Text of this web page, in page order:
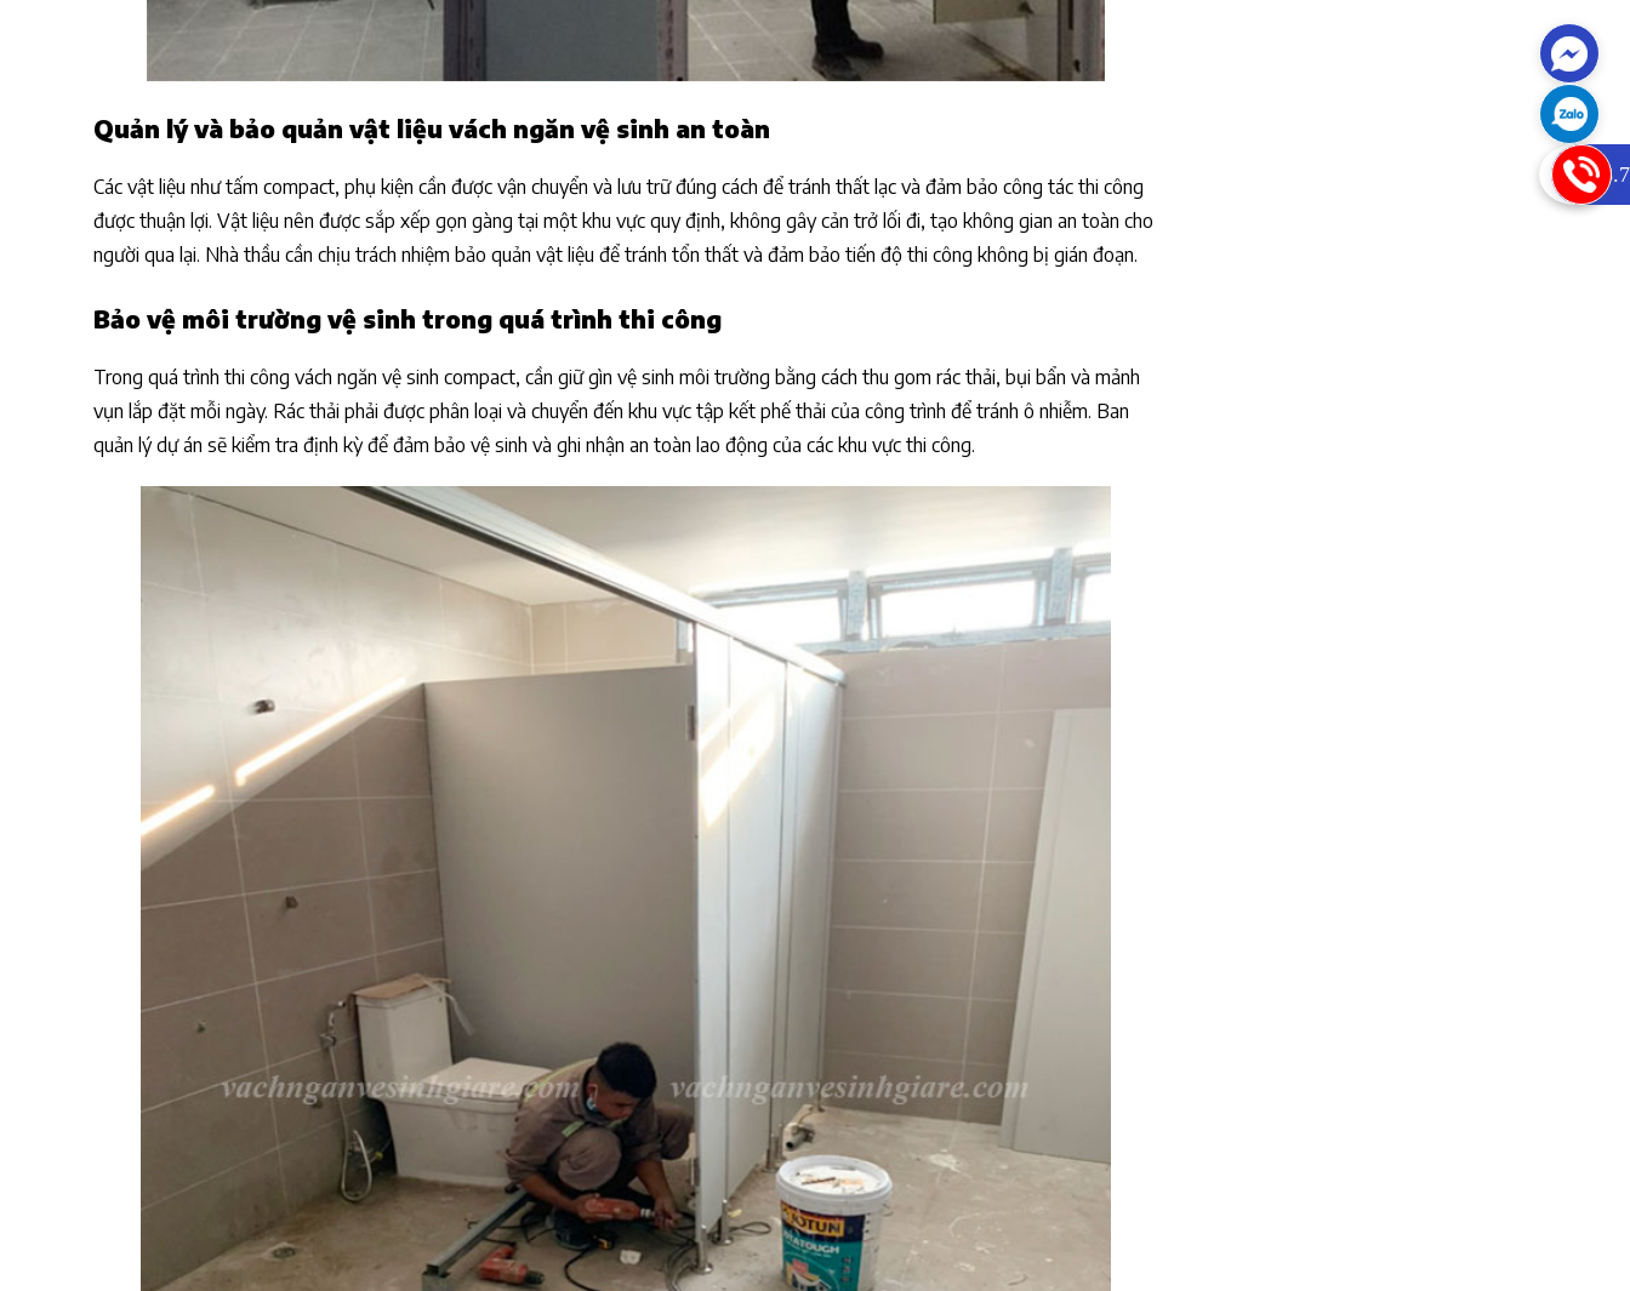
Quản lý và bảo quản vật liệu vách ngăn vệ sinh an toàn
Các vật liệu như tấm compact, phụ kiện cần được vận chuyển và lưu trữ đúng cách để tránh thất lạc và đảm bảo công tác thi công
được thuận lợi. Vật liệu nên được sắp xếp gọn gàng tại một khu vực quy định, không gây cản trở lối đi, tạo không gian an toàn cho
người qua lại. Nhà thầu cần chịu trách nhiệm bảo quản vật liệu để tránh tổn thất và đảm bảo tiến độ thi công không bị gián đoạn.
Bảo vệ môi trường vệ sinh trong quá trình thi công
Trong quá trình thi công vách ngăn vệ sinh compact, cần giữ gìn vệ sinh môi trường bằng cách thu gom rác thải, bụi bẩn và mảnh
vụn lắp đặt mỗi ngày. Rác thải phải được phân loại và chuyển đến khu vực tập kết phế thải của công trình để tránh ô nhiễm. Ban
quản lý dự án sẽ kiểm tra định kỳ để đảm bảo vệ sinh và ghi nhận an toàn lao động của các khu vực thi công.